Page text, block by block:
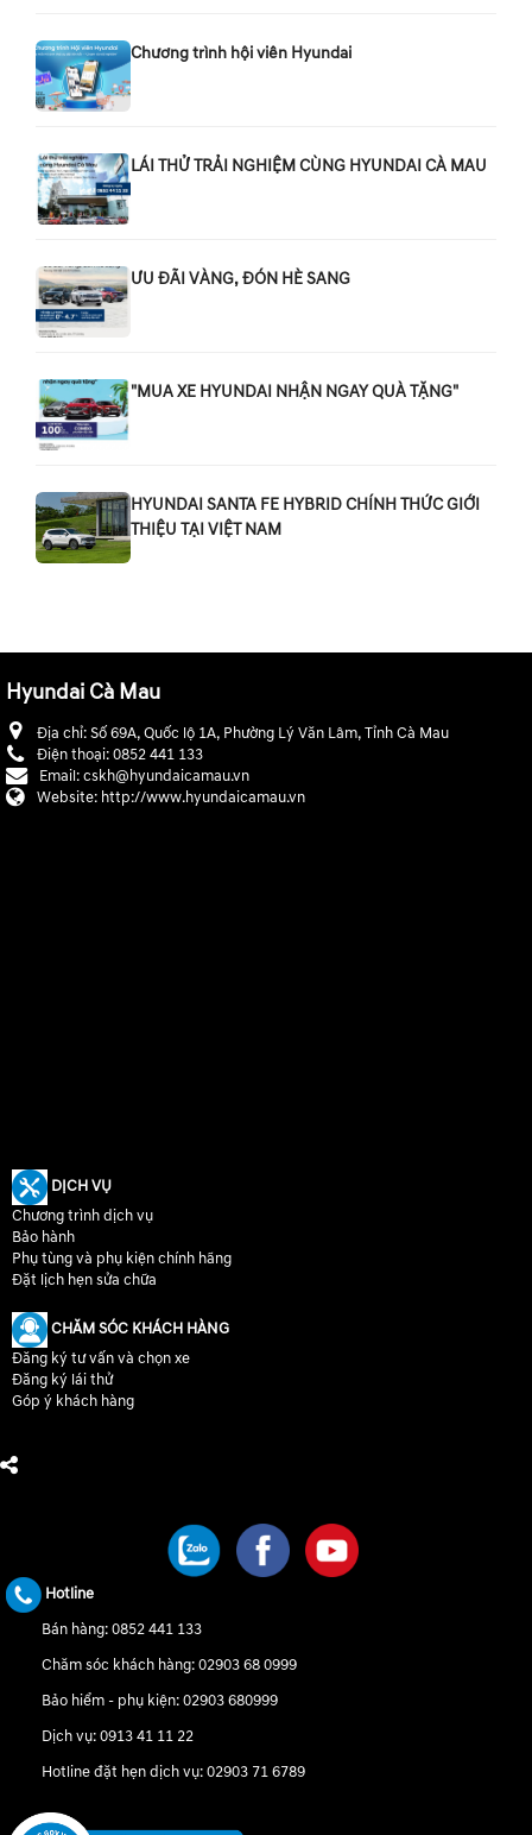
Chương trình hội viên Hyundai
LÁI THỬ TRẢI NGHIỆM CÙNG HYUNDAI CÀ MAU
ƯU ĐÃI VÀNG, ĐÓN HÈ SANG
"MUA XE HYUNDAI NHẬN NGAY QUÀ TẶNG"
HYUNDAI SANTA FE HYBRID CHÍNH THỨC GIỚI
THIỆU TẠI VIỆT NAM
Hyundai Cà Mau
Địa chỉ:Số 69A, Quốc lộ 1A, Phường Lý Văn Lâm, Tỉnh Cà Mau
Điện thoại:0852 441 133
Email:cskh@hyundaicamau.vn
Website: http://www.hyundaicamau.vn
DỊCH VỤ
Chương trình dịch vụ
Bảo hành
Phụ tùng và phụ kiện chính hãng
Đặt lịch hẹn sửa chữa
CHĂM SÓC KHÁCH HÀNG
Đăng ký tư vấn và chọn xe
Đăng ký lái thử
Góp ý khách hàng
Hotline
Bán hàng:0852 441 133
Chăm sóc khách hàng:02903 68 0999
Bảo hiểm - phụ kiện:02903 680999
Dịch vụ:0913 41 11 22
Hotline đặt hẹn dịch vụ:02903 71 6789